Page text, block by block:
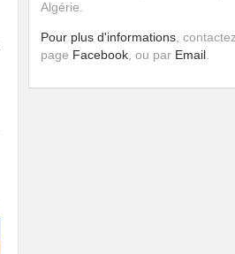
Algérie.
Pour plus d'informations ,
page Facebook , ou par Email